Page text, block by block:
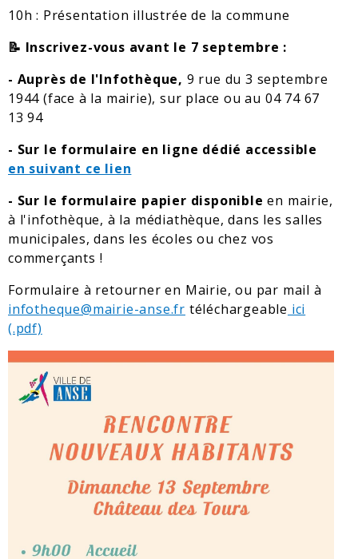
10h : Présentation illustrée de la commune
📝 Inscrivez-vous avant le 7 septembre :
- Auprès de l'Infothèque, 9 rue du 3 septembre
1944 (face à la mairie), sur place ou au 04 74 67
13 94
- Sur le formulaire en ligne dédié accessible
en suivant ce lien
- Sur le formulaire papier disponibleen mairie,
à l'infothèque, à la médiathèque, dans les salles
municipales, dans les écoles ou chez vos
commerçants !
Formulaire à retourner en Mairie, ou par mail à
infotheque@mairie-anse.fr téléchargeable ici